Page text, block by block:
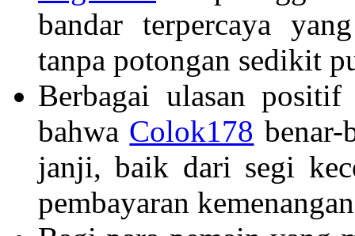
bandar terpercaya
tanpa potongan sedikit
Berbagai ulasan
bahwa Colok178 benar-
janji, baik dari segi
pembayaran